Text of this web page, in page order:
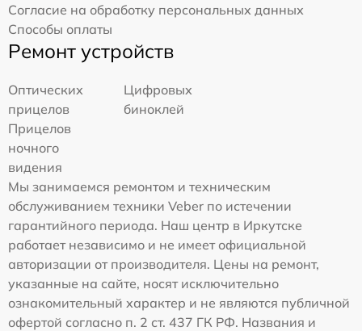
Согласие на обработку персональных данных
Способы оплаты
Ремонт устройств
Оптических
прицелов
Цифровых
биноклей
Прицелов
ночного
видения
Мы занимаемся ремонтом и техническим
обслуживанием техники Veber по истечении
гарантийного периода. Наш центр в Иркутске
работает независимо и не имеет официальной
авторизации от производителя. Цены на ремонт,
указанные на сайте, носят исключительно
ознакомительный характер и не являются публичной
офертой согласно п. 2 ст. 437 ГК РФ. Названия и